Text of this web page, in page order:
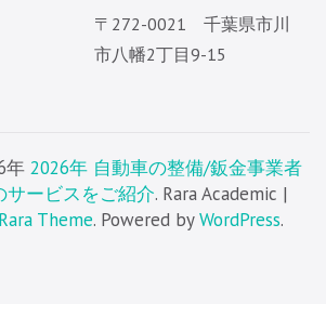
〒272-0021 千葉県市川
市八幡2丁目9-15
年 2026年 自動車の整備/鈑金事業者
サービスをご紹介. Rara Academic |
Rara Theme. Powered byWordPress.